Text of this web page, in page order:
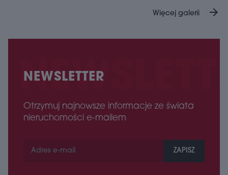
Więcej galerii arrow_forward
NEWSLETTER
Otrzymuj najnowsze informacje ze świata
nieruchomości e-mailem
ZAPISZ